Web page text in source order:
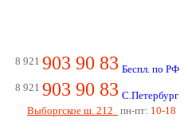
8 921 903 90 83 Беспл. по РФ
8 921 903 90 83 С.Петербург
Выборгское ш. 212
пн-пт: 10-18